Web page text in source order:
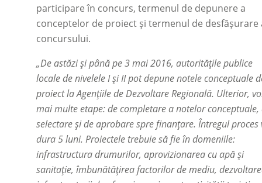
participare în concurs, termenul de depunere a
conceptelor de proiect și termenul de desfășurare
concursului.
„De astăzi și până pe 3 mai 2016, autoritățile publice
locale de nivelele I și II pot depune notele conceptuale
proiect la Agențiile de Dezvoltare Regională. Ulterior,
mai multe etape: de completare a notelor conceptuale,
selectare și de aprobare spre finanțare. Întregul proces
dura 5 luni. Proiectele trebuie să fie în domeniile:
infrastructura drumurilor, aprovizionarea cu apă și
sanitație, îmbunătățirea factorilor de mediu,